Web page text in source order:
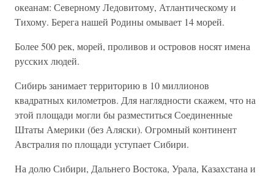
океанам: Северному Ледовитому, Атлантическому и
Тихому. Берега нашей Родины омывает 14 морей.
Более 500 рек, морей, проливов и островов носят имена
русских людей.
Сибирь занимает территорию в 10 миллионов
квадратных километров. Для наглядности скажем, что на
этой площади могли бы разместиться Соединенные
Штаты Америки (без Аляски). Огромный континент
Австралия по площади уступает Сибири.
На долю Сибири, Дальнего Востока, Урала, Казахстана и